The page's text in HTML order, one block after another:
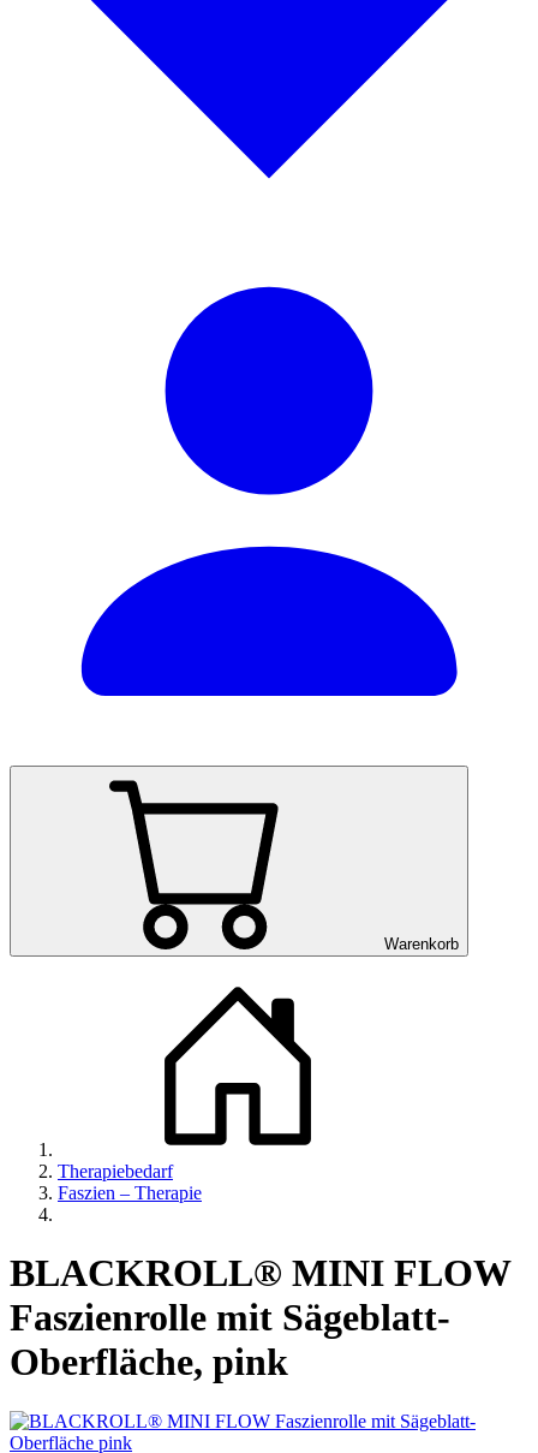
Warenkorb
Therapiebedarf
Faszien – Therapie
BLACKROLL® MINI FLOW
Faszienrolle mit Sägeblatt-
Oberfläche, pink